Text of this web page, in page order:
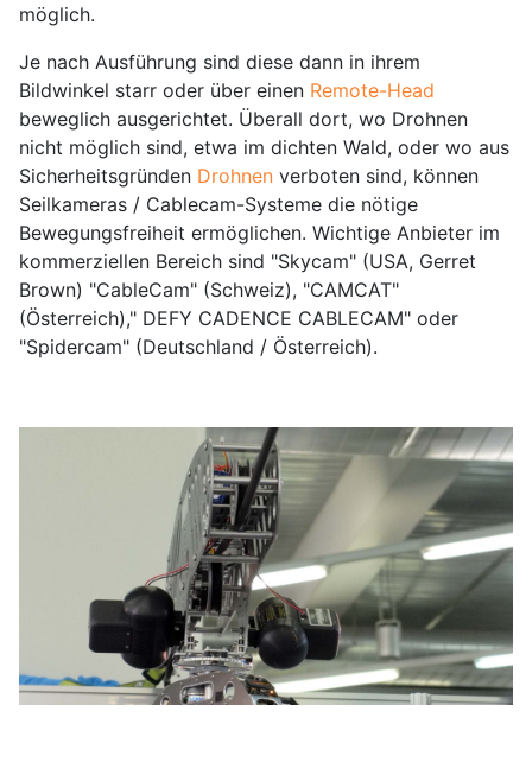
möglich.
Je nach Ausführung sind diese dann in ihrem
Bildwinkel starr oder über einen Remote-Head
beweglich ausgerichtet. Überall dort, wo Drohnen
nicht möglich sind, etwa im dichten Wald, oder wo aus
Sicherheitsgründen Drohnen verboten sind, können
Seilkameras / Cablecam-Systeme die nötige
Bewegungsfreiheit ermöglichen. Wichtige Anbieter im
kommerziellen Bereich sind "Skycam" (USA, Gerret
Brown) "CableCam" (Schweiz), "CAMCAT"
(Österreich)," DEFY CADENCE CABLECAM" oder
"Spidercam" (Deutschland / Österreich).